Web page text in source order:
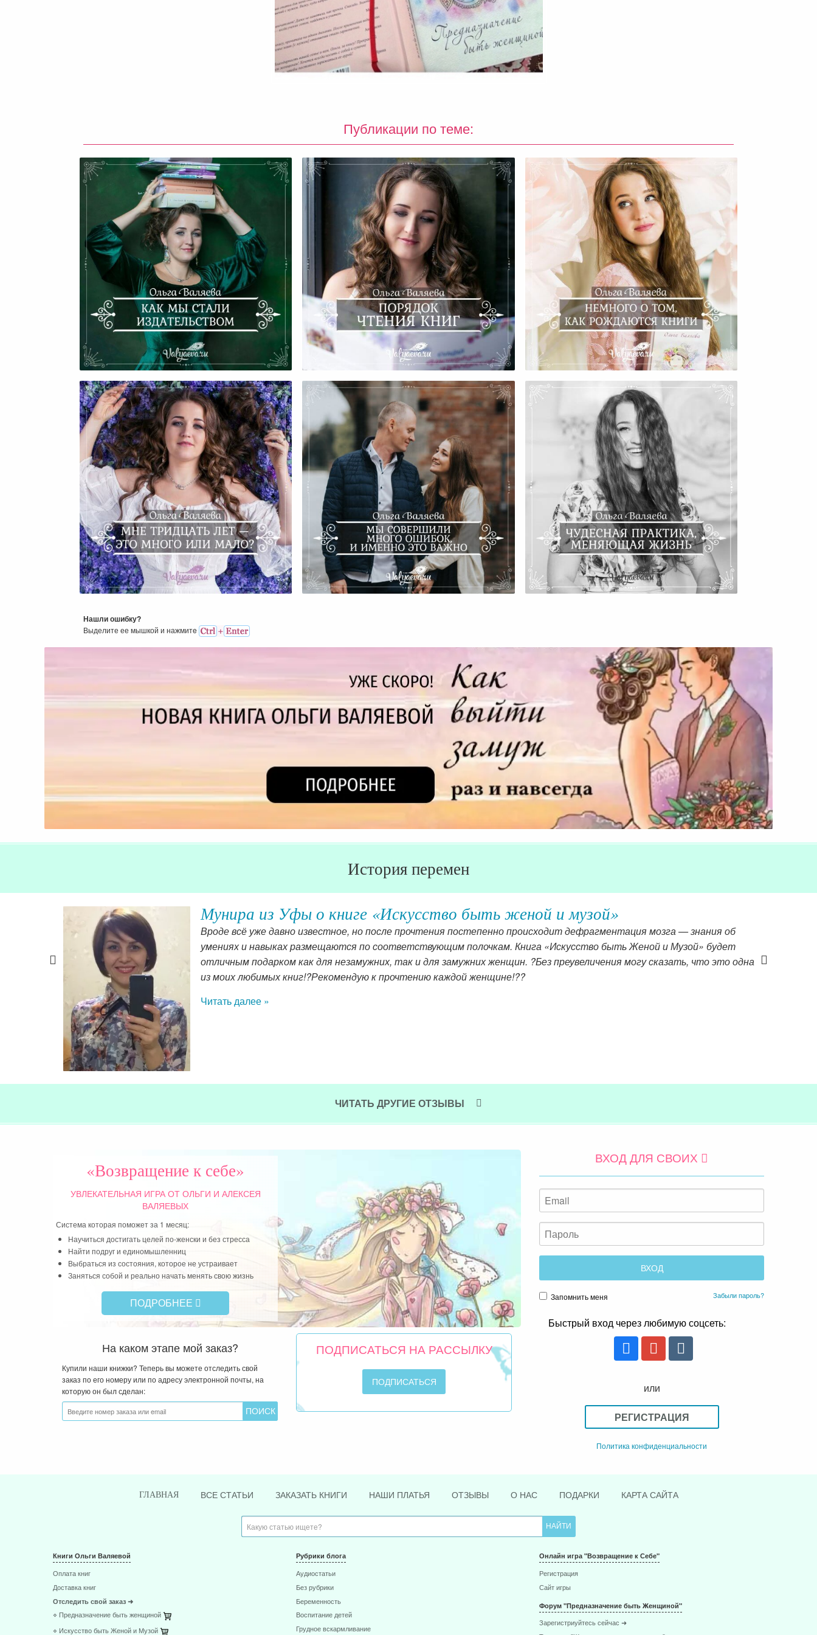
Публикации по теме:
Как Мы Стали Издательством Порядок Чтения Книг
Немного О Том, Как Рождаются
Книги
Мне Тридцать Лет — Это Много
Или Мало?
Мы Совершили Много Ошибок,
И Именно Это Важно
Чудесная Практика, Меняющая
Жизнь
Нашли ошибку?
Выделите ее мышкой и нажмитe
История перемен
Мунира из Уфы о книге «Искусство быть женой и музой»
Вроде всё уже давно известное, но после прочтения постепенно происходит дефрагментация мозга — знания об
умениях и навыках размещаются по соответствующим полочкам. Книга «Искусство быть Женой и Музой» будет
отличным подарком как для незамужних, так и для замужних женщин. ?Без преувеличения могу сказать, что это одна
из моих любимых книг!?Рекомендую к прочтению каждой женщине!??
Читать далее »
ЧИТАТЬ ДРУГИЕ ОТЗЫВЫ
«Возвращение к себе»
УВЛЕКАТЕЛЬНАЯ ИГРАОТ ОЛЬГИ И АЛЕКСЕЯ
ВАЛЯЕВЫХ
Система которая поможет за 1 месяц:
Научиться достигать целей по-женски и без стресса
Найти подруг и единомышленниц
Выбраться из состояния, которое не устраивает
Заняться собой и реально начать менять свою жизнь
ПОДРОБНЕЕ
На каком этапе мой заказ?
Купили наши книжки? Теперь вы можете отследить свой
заказ по его номеру или по адресу электронной почты, на
которую он был сделан:
ПОДПИСАТЬСЯ НА РАССЫЛКУ
ВХОД ДЛЯ СВОИХ
Запомнить меня Забыли пароль?
Быстрый вход через любимую соцсеть:
или
РЕГИСТРАЦИЯ
Политика конфиденциальности
ГЛАВНАЯ ВСЕ СТАТЬИ ЗАКАЗАТЬ КНИГИ НАШИ ПЛАТЬЯ ОТЗЫВЫ О НАС ПОДАРКИ КАРТА САЙТА
Книги Ольги Валяевой
Оплата книг
Доставка книг
Отследить свой заказ ➜
⋄ Предназначение быть женщиной
⋄ Искусство быть Женой и Музой
Рубрики блога
Аудиостатьи
Без рубрики
Беременность
Воспитание детей
Грудное вскармливание
Онлайн игра "Возвращение к Себе"
Регистрация
Сайт игры
Форум "Предназначение быть Женщиной"
Зарегистриуйтесь сейчас ➜